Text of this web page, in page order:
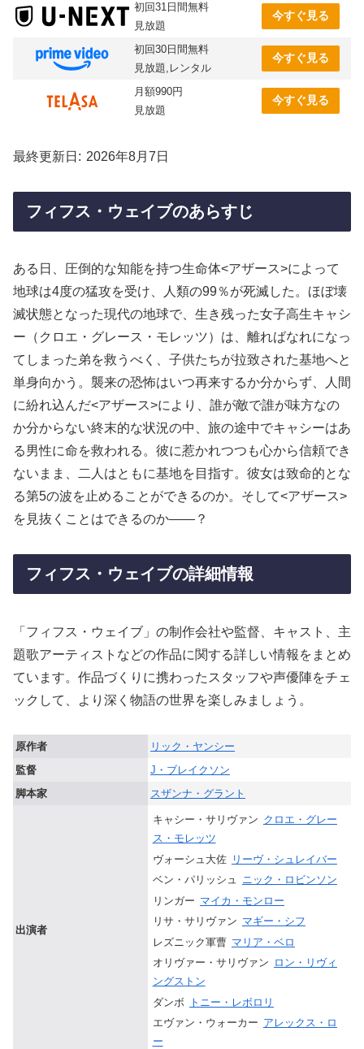
初回31日間無料
見放題
今すぐ見る
初回30日間無料
見放題,レンタル
今すぐ見る
月額990円
見放題
今すぐ見る
最終更新日 2026年8月7日
フィフス・ウェイブのあらすじ
ある日、圧倒的な知能を持つ生命体<アザース>によって
地球は4度の猛攻を受け、人類の99％が死滅した。ほぼ壊
滅状態となった現代の地球で、生き残った女子高生キャシ
ー（クロエ・グレース・モレッツ）は、離ればなれになっ
てしまった弟を救うべく、子供たちが拉致された基地へと
単身向かう。襲来の恐怖はいつ再来するか分からず、人間
に紛れ込んだ<アザース>により、誰が敵で誰が味方なの
か分からない終末的な状況の中、旅の途中でキャシーはあ
る男性に命を救われる。彼に惹かれつつも心から信頼でき
ないまま、二人はともに基地を目指す。彼女は致命的とな
る第5の波を止めることができるのか。そして<アザース>
を見抜くことはできるのか――？
フィフス・ウェイブの詳細情報
「フィフス・ウェイブ」の制作会社や監督、キャスト、主
題歌アーティストなどの作品に関する詳しい情報をまとめ
ています。作品づくりに携わったスタッフや声優陣をチェ
ックして、より深く物語の世界を楽しみましょう。
原作者
リック・ヤンシー
監督
J・ブレイクソン
脚本家
スザンナ・グラント
出演者
キャシー・サリヴァン クロエ・グレー
ス・モレッツ
ヴォーシュ大佐
リーヴ・シュレイバー
ベン・パリッシュ ニック・ロビンソン
リンガー マイカ・モンロー
リサ・サリヴァン マギー・シフ
レズニック軍曹 マリア・ベロ
オリヴァー・サリヴァン ロン・リヴィ
ングストン
ダンボ
トニー・レボロリ
エヴァン・ウォーカー アレックス・ロ
ー